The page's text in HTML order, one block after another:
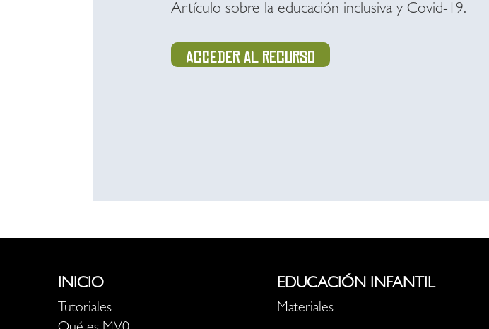
Artículo sobre la educación inclusiva y Covid-19.
Acceder al recurso
INICIO
Tutoriales
EDUCACIÓN INFANTIL
Materiales